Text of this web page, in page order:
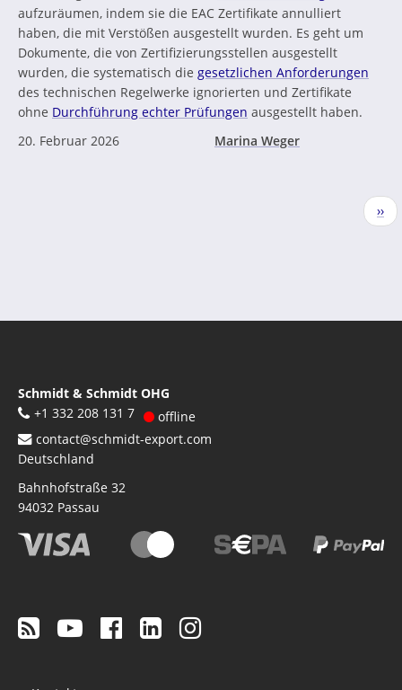
aufzuräumen, indem sie die EAC Zertifikate annulliert
haben, die mit Verstößen ausgestellt wurden. Es geht um
Dokumente, die von Zertifizierungsstellen ausgestellt
wurden, die systematisch die gesetzlichen Anforderungen
des technischen Regelwerke ignorierten und Zertifikate
ohne Durchführung echter Prüfungen ausgestellt haben.
20. Februar 2026
Marina Weger
››
Schmidt & Schmidt OHG
+1 332 208 131 7
offline
contact@schmidt-export.com
Deutschland
Bahnhofstraße 32
94032 Passau